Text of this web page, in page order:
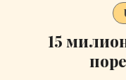
15